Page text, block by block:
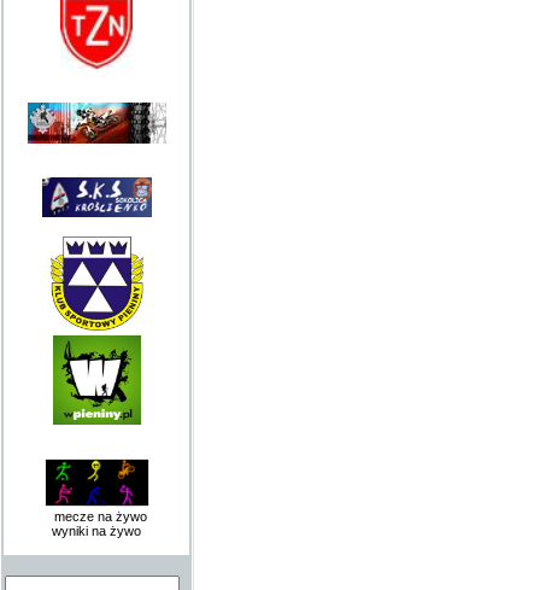
mecze na żywo
wyniki na żywo